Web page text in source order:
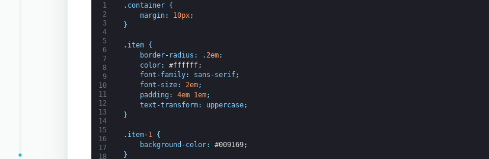
1
2
3
4
5
6
7
8
9
10
11
12
13
14
15
16
17
18
. container {
margin: 10px;
}
. item {
border- radius : . 2em;
color:
#ffffff;
font -family: sans -serif;
font -size: 2em;
padding : 4em 1em;
text -transform: uppercase;
}
. item-1 {
background -color:
#009169;
}